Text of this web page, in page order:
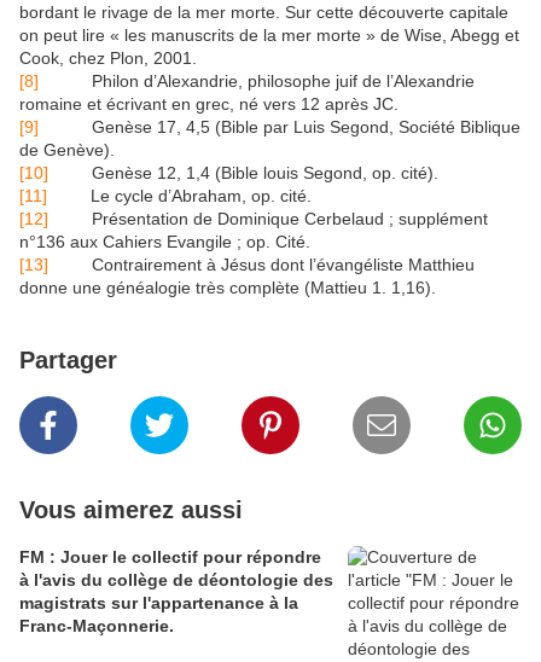
bordant le rivage de la mer morte. Sur cette découverte capitale
on peut lire « les manuscrits de la mer morte » de Wise, Abegg et
Cook, chez Plon, 2001.
[8] Philon d’Alexandrie, philosophe juif de l’Alexandrie
romaine et écrivant en grec, né vers 12 après JC.
[9] Genèse 17, 4,5 (Bible par Luis Segond, Société Biblique
de Genève).
[10] Genèse 12, 1,4 (Bible louis Segond, op. cité).
[11] Le cycle d’Abraham, op. cité.
[12] Présentation de Dominique Cerbelaud ; supplément
n°136 aux Cahiers Evangile ; op. Cité.
[13] Contrairement à Jésus dont l’évangéliste Matthieu
donne une généalogie très complète (Mattieu 1. 1,16).
Partager
Vous aimerez aussi
FM : Jouer le collectif pour répondre
à l'avis du collège de déontologie des
magistrats sur l'appartenance à la
Franc-Maçonnerie.